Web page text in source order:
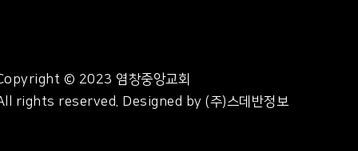
© 2023 염창중앙교회
rights reserved. Designed by (주)스데반정보